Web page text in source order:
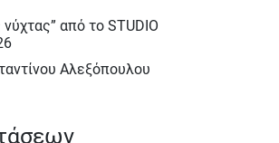
από το STUDIO
Αλεξόπουλου
Duncan Macmillan &